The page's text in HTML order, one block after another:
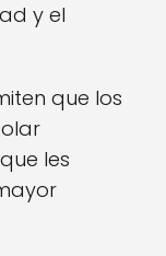
y el
que los
les